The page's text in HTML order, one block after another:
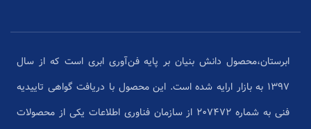
ابرستان،محصول دانش بنیان بر پایه فن‌آوری ابری است که از سال
1397 به بازار ارایه شده است. این محصول با دریافت گواهی تاییدیه
فنی به شماره 207472 از سازمان فناوری اطلاعات یکی از محصولات